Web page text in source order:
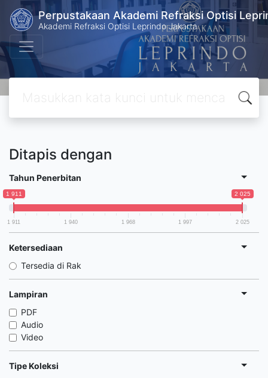
Perpustakaan Akademi Refraksi Optisi
Akademi Refraksi Optisi Leprindo Jakarta
Ditapis dengan
Tahun Penerbitan
1 911 2 025
1 911 1 940 1 968 1 997 2 025
Ketersediaan
Tersedia di Rak
Lampiran
PDF
Audio
Video
Tipe Koleksi